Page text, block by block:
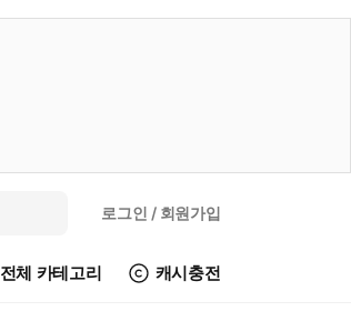
로그인 / 회원가입
전체 카테고리 캐시충전